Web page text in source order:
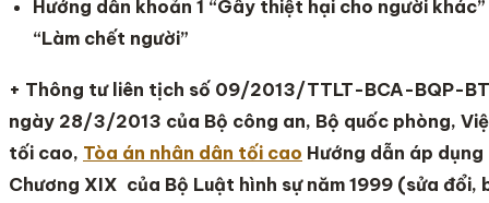
Hướng dẫn khoản 1 “Gây thiệt hại cho người
“Làm chết người”
+ Thông tư liên tịch số 09/2013/TTLT-BCA-BQP-
ngày 28/3/2013 của Bộ công an, Bộ quốc phòng,
tối cao, Tòa án nhân dân tối cao Hướng dẫn áp
Chương XIX của Bộ Luật hình sự năm 1999 (sửa đổi,